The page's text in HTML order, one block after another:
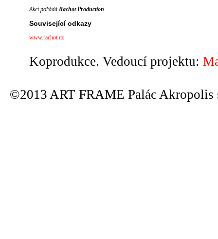
Akci pořádá Rachot Production.
Související odkazy
www.rachot.cz
Koprodukce. Vedoucí projektu:
©2013 ART FRAME Palác Akropolis